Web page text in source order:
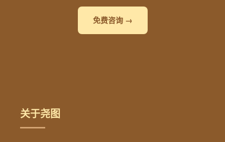
免费咨询 →
关于尧图